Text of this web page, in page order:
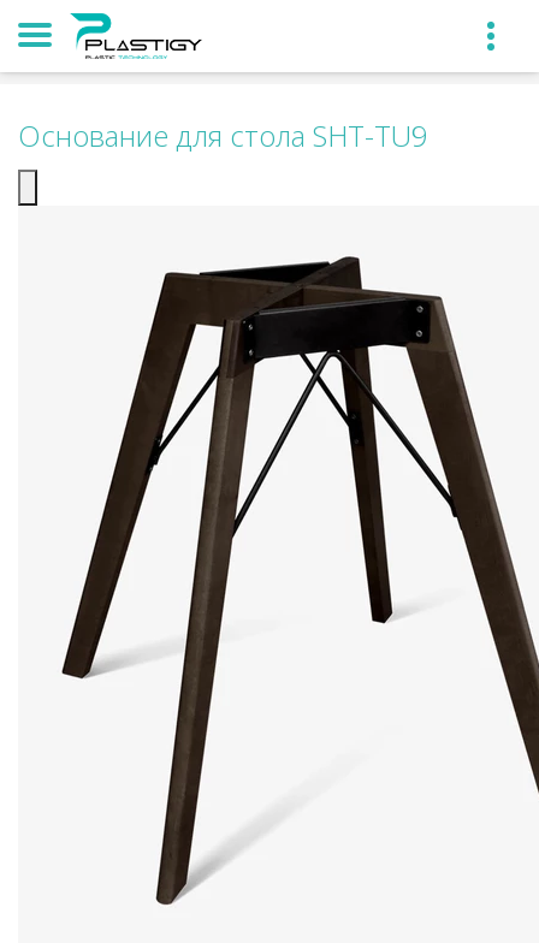
Основание для стола SHT-TU9